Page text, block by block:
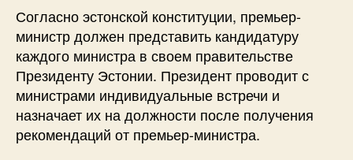
Согласно эстонской конституции, премьер-
министр должен представить кандидатуру
каждого министра в своем правительстве
Президенту Эстонии. Президент проводит с
министрами индивидуальные встречи и
назначает их на должности после получения
рекомендаций от премьер-министра.